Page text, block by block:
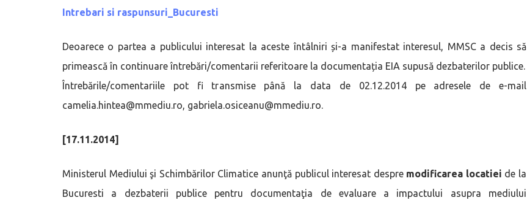
Intrebari si raspunsuri_Bucuresti
Deoarece o partea a publicului interesat la aceste întâlniri și-a manifestat interesul, MMSC a decis să
primească în continuare întrebări/comentarii referitoare la documentația EIA supusă dezbaterilor publice.
Întrebările/comentariile pot fi transmise până la data de 02.12.2014 pe adresele de e-mail
camelia.hintea@mmediu.ro, gabriela.osiceanu@mmediu.ro.
[17.11.2014]
Ministerul Mediului şi Schimbărilor Climatice anunţă publicul interesat despre modificarea locatiei de la
Bucuresti a dezbaterii publice pentru documentaţia de evaluare a impactului asupra mediului